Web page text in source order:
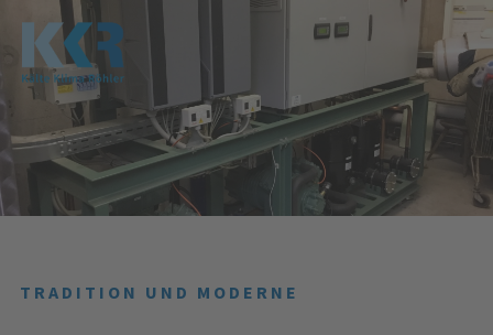
TRADITION UND MODERNE